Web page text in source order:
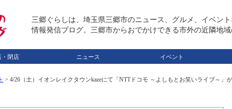
三郷ぐらしは、埼玉県三郷市のニュース、グルメ、イベン
情報発信ブログ。三郷市からおでかけできる市外の近隣地域
・閉店 ニュース イベント
> 4/26（土）イオンレイクタウンkazeにて「NTTドコモ ～よしもとお笑いライブ～」